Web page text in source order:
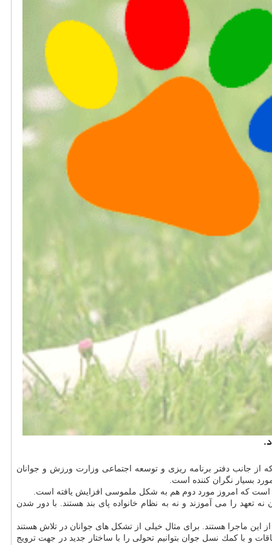
جانب دفتر برنامه ریزی و توسعه اجتماعی وزارت ورزش و جوانان
بسیار نگران كننده است.
كه امروز مورد دوم هم به شكل ملموسی افزایش یافته است.
تعهد را می آموزند و نه به نظام خانواده پای بند هستند. با دور شدن
این ماجرا هستند. برای مثال خیلی از تشكل های جوانان در تلاش هستند
و با كمك نسل جوان بتوانیم تحولی را با ساختار جدید در جهت ترویج